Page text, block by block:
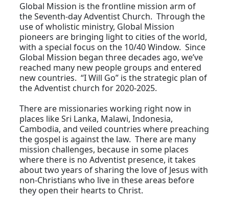
Global Mission is the frontline mission arm of
the Seventh-day Adventist Church. Through the
use of wholistic ministry, Global Mission
pioneers are bringing light to cities of the world,
with a special focus on the 10/40 Window. Since
Global Mission began three decades ago, we’ve
reached many new people groups and entered
new countries. “I Will Go” is the strategic plan of
the Adventist church for 2020-2025.
There are missionaries working right now in
places like Sri Lanka, Malawi, Indonesia,
Cambodia, and veiled countries where preaching
the gospel is against the law. There are many
mission challenges, because in some places
where there is no Adventist presence, it takes
about two years of sharing the love of Jesus with
non-Christians who live in these areas before
they open their hearts to Christ.